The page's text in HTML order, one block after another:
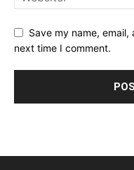
Save my name,
next time I comment.